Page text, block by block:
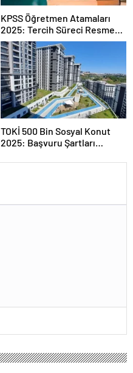
KPSS Öğretmen Atamaları
2025: Tercih Süreci Resmen
Başladı
TOKİ 500 Bin Sosyal Konut
2025: Başvuru Şartları